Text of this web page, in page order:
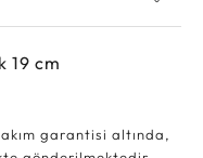
19 cm
garantisi altında,